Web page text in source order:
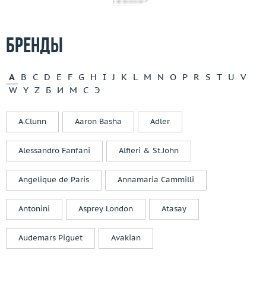
Бренды
A B C D E F G H I J K L M N O P R S T U V
W Y Z Б И М С Э
A.Clunn Aaron Basha Adler
Alessandro Fanfani Alfieri & St.John
Angelique de Paris Annamaria Cammilli
Antonini Asprey London Atasay
Audemars Piguet Avakian